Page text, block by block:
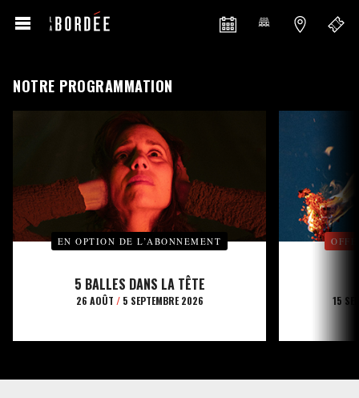
NOTRE PROGRAMMATION
EN OPTION DE L’ABONNEMENT
5 BALLES DANS LA TÊTE
26 AOÛT /5 SEPTEMBRE 2026 15